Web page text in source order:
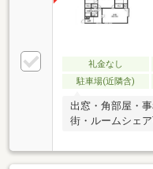
礼金なし
駐車場(近隣含)
出窓・角部屋・
街・ルームシェ